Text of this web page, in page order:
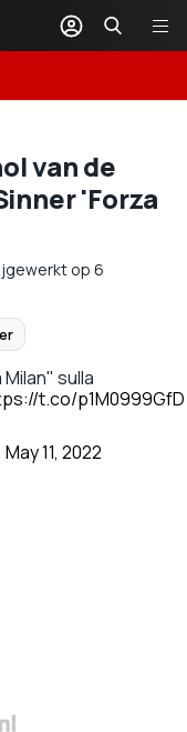
van de
'Forza
op 6
sulla
t.co/p1M0999GfD
May 11, 2022